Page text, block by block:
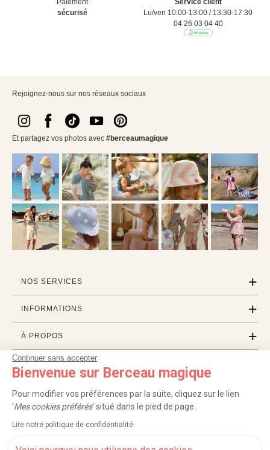
Continuer sans accepter
Bienvenue sur Berceau magique
Pour modifier vos préférences par la suite, cliquez sur le lien
'Mes cookies préférés' situé dans le pied de page.
Lire notre politique de confidentialité
Paiement
sécurisé
Service client
Lu/ven 10:00-13:00 / 13:30-17:30
04 26 03 04 40
Rejoignez-nous sur nos réseaux sociaux
Et partagez vos photos avec #berceaumagique
NOS SERVICES
INFORMATIONS
À PROPOS
PROFESSIONNELS
LISTES CADEAUX
Service après-vente| FAQ |Rappels de produits|Protection des données